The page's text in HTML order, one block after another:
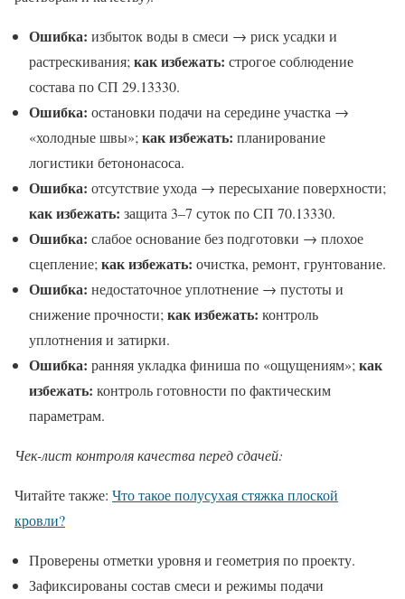
Ошибка: избыток воды в смеси → риск усадки и
растрескивания; как избежать: строгое соблюдение
состава по СП 29.13330.
Ошибка: остановки подачи на середине участка →
«холодные швы»; как избежать: планирование
логистики бетононасоса.
Ошибка: отсутствие ухода → пересыхание поверхности;
как избежать: защита 3–7 суток по СП 70.13330.
Ошибка: слабое основание без подготовки → плохое
сцепление; как избежать: очистка, ремонт, грунтование.
Ошибка: недостаточное уплотнение → пустоты и
снижение прочности; как избежать: контроль
уплотнения и затирки.
Ошибка: ранняя укладка финиша по «ощущениям»; как
избежать: контроль готовности по фактическим
параметрам.
Чек-лист контроля качества перед сдачей:
Читайте также: Что такое полусухая стяжка плоской
кровли?
Проверены отметки уровня и геометрия по проекту.
Зафиксированы состав смеси и режимы подачи